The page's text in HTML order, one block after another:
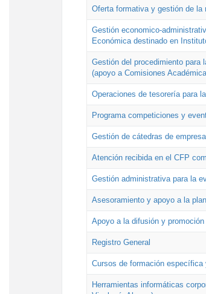
Oferta formativa y gestión de la
Gestión economico-
Económica destinado en
Gestión del procedimiento para
(apoyo a Comisiones
Operaciones de tesorería para
Programa competiciones y
Gestión de cátedras de
Atención recibida en el CFP
Gestión administrativa para la
Asesoramiento y apoyo a la
Apoyo a la difusión y
Registro General
Cursos de formación
Herramientas informáticas